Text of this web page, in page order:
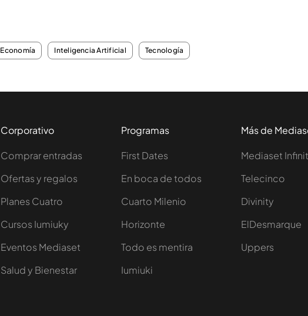
Economía Inteligencia Artificial Tecnología
Corporativo
Comprar entradas
Ofertas y regalos
Planes Cuatro
Cursos Iumiuky
Eventos Mediaset
Salud y Bienestar
Programas
First Dates
En boca de todos
Cuarto Milenio
Horizonte
Todo es mentira
Iumiuki
Más de
Mediaset
Telecinco
Divinity
ElDesmarque
Uppers